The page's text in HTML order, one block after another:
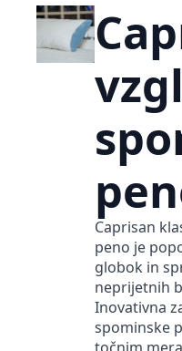
Caprisan
peno je
globok in
neprijetnih
Inovativna
spominske